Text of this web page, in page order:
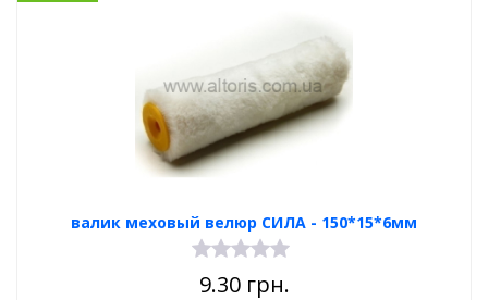
валик меховый велюр СИЛА - 150*15*6мм
9.30грн.